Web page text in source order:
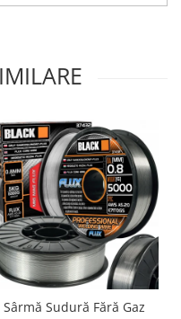
Sârmă Sudură Fără Gaz